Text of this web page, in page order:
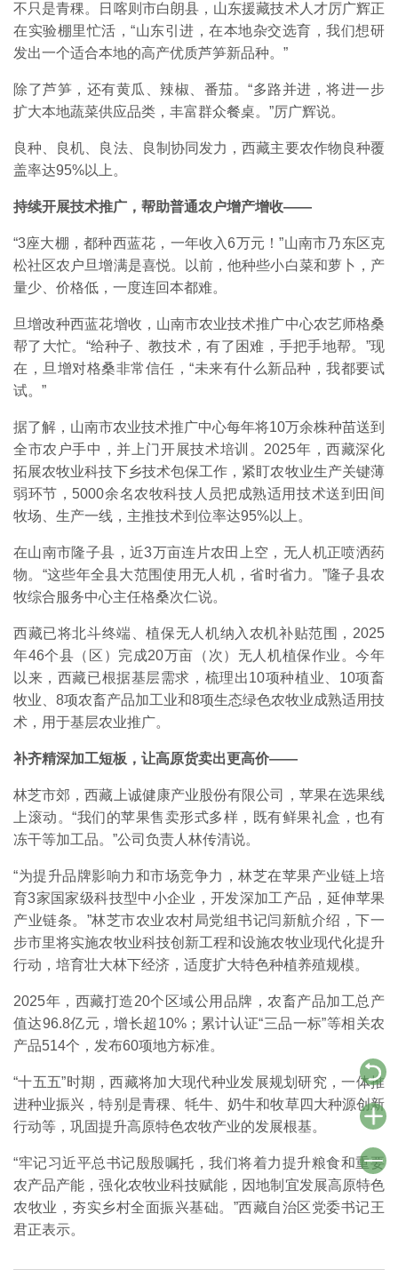
不只是青稞。日喀则市白朗县，山东援藏技术人才厉广辉正
在实验棚里忙活，“山东引进，在本地杂交选育，我们想研
发出一个适合本地的高产优质芦笋新品种。”
除了芦笋，还有黄瓜、辣椒、番茄。“多路并进，将进一步
扩大本地蔬菜供应品类，丰富群众餐桌。”厉广辉说。
良种、良机、良法、良制协同发力，西藏主要农作物良种覆
盖率达95%以上。
持续开展技术推广，帮助普通农户增产增收——
“3座大棚，都种西蓝花，一年收入6万元！”山南市乃东区克
松社区农户旦增满是喜悦。以前，他种些小白菜和萝卜，产
量少、价格低，一度连回本都难。
旦增改种西蓝花增收，山南市农业技术推广中心农艺师格桑
帮了大忙。“给种子、教技术，有了困难，手把手地帮。”现
在，旦增对格桑非常信任，“未来有什么新品种，我都要试
试。”
据了解，山南市农业技术推广中心每年将10万余株种苗送到
全市农户手中，并上门开展技术培训。2025年，西藏深化
拓展农牧业科技下乡技术包保工作，紧盯农牧业生产关键薄
弱环节，5000余名农牧科技人员把成熟适用技术送到田间
牧场、生产一线，主推技术到位率达95%以上。
在山南市隆子县，近3万亩连片农田上空，无人机正喷洒药
物。“这些年全县大范围使用无人机，省时省力。”隆子县农
牧综合服务中心主任格桑次仁说。
西藏已将北斗终端、植保无人机纳入农机补贴范围，2025
年46个县（区）完成20万亩（次）无人机植保作业。今年
以来，西藏已根据基层需求，梳理出10项种植业、10项畜
牧业、8项农畜产品加工业和8项生态绿色农牧业成熟适用技
术，用于基层农业推广。
补齐精深加工短板，让高原货卖出更高价——
林芝市郊，西藏上诚健康产业股份有限公司，苹果在选果线
上滚动。“我们的苹果售卖形式多样，既有鲜果礼盒，也有
冻干等加工品。”公司负责人林传清说。
“为提升品牌影响力和市场竞争力，林芝在苹果产业链上培
育3家国家级科技型中小企业，开发深加工产品，延伸苹果
产业链条。”林芝市农业农村局党组书记闫新航介绍，下一
步市里将实施农牧业科技创新工程和设施农牧业现代化提升
行动，培育壮大林下经济，适度扩大特色种植养殖规模。
2025年，西藏打造20个区域公用品牌，农畜产品加工总产
值达96.8亿元，增长超10%；累计认证“三品一标”等相关农
产品514个，发布60项地方标准。
“十五五”时期，西藏将加大现代种业发展规划研究，一体推
进种业振兴，特别是青稞、牦牛、奶牛和牧草四大种源创新
行动等，巩固提升高原特色农牧产业的发展根基。
“牢记习近平总书记殷殷嘱托，我们将着力提升粮食和重要
农产品产能，强化农牧业科技赋能，因地制宜发展高原特色
农牧业，夯实乡村全面振兴基础。”西藏自治区党委书记王
君正表示。